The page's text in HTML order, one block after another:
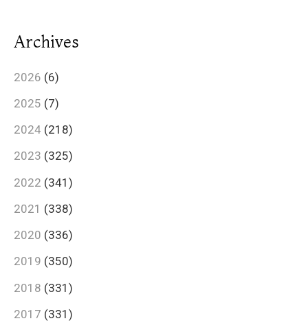
Archives
2026 (6)
2025 (7)
2024 (218)
2023 (325)
2022 (341)
2021 (338)
2020 (336)
2019 (350)
2018 (331)
2017 (331)